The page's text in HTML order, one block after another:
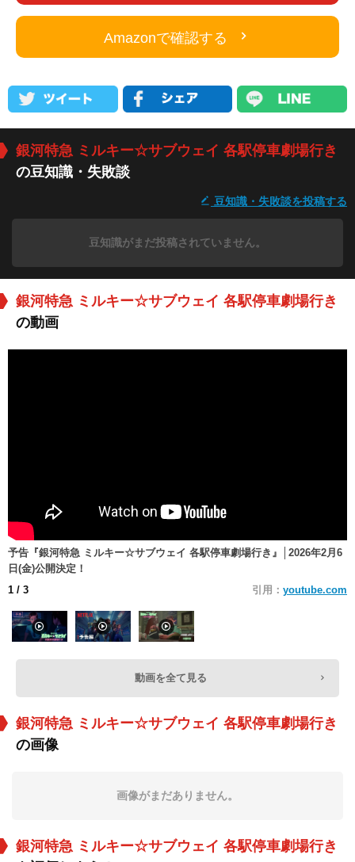
Amazonで確認する
銀河特急 ミルキー☆サブウェイ 各駅停車劇場行き
の豆知識・失敗談
豆知識・失敗談を投稿する
豆知識がまだ投稿されていません。
銀河特急 ミルキー☆サブウェイ 各駅停車劇場行き
の動画
予告『銀河特急 ミルキー☆サブウェイ 各駅停車劇場行き』│2026年2月6
日(金)公開決定！
1 / 3 引用： youtube.com
動画を全て見る
銀河特急 ミルキー☆サブウェイ 各駅停車劇場行き
の画像
画像がまだありません。
銀河特急 ミルキー☆サブウェイ 各駅停車劇場行き